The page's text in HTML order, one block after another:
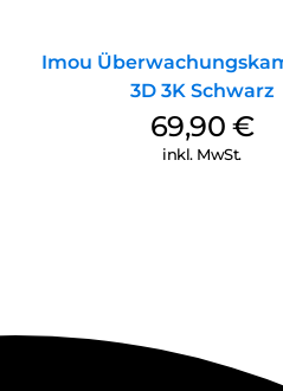
Imou
3D 3K Schwarz
69,90 €
inkl. MwSt.